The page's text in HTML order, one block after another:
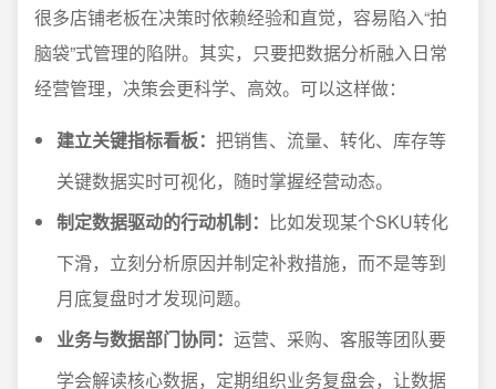
很多店铺老板在决策时依赖经验和直觉，容易陷入“拍
脑袋”式管理的陷阱。其实，只要把数据分析融入日常
经营管理，决策会更科学、高效。可以这样做：
建立关键指标看板： 把销售、流量、转化、库存等
关键数据实时可视化，随时掌握经营动态。
制定数据驱动的行动机制： 比如发现某个SKU转化
下滑，立刻分析原因并制定补救措施，而不是等到
月底复盘时才发现问题。
业务与数据部门协同： 运营、采购、客服等团队要
学会解读核心数据，定期组织业务复盘会，让数据